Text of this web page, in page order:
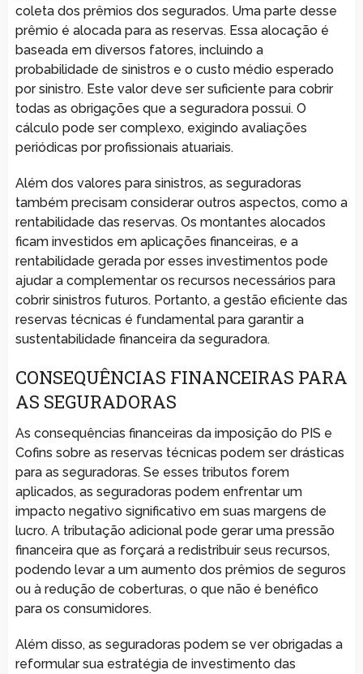
coleta dos prêmios dos segurados. Uma parte desse
prêmio é alocada para as reservas. Essa alocação é
baseada em diversos fatores, incluindo a
probabilidade de sinistros e o custo médio esperado
por sinistro. Este valor deve ser suficiente para cobrir
todas as obrigações que a seguradora possui. O
cálculo pode ser complexo, exigindo avaliações
periódicas por profissionais atuariais.
Além dos valores para sinistros, as seguradoras
também precisam considerar outros aspectos, como a
rentabilidade das reservas. Os montantes alocados
ficam investidos em aplicações financeiras, e a
rentabilidade gerada por esses investimentos pode
ajudar a complementar os recursos necessários para
cobrir sinistros futuros. Portanto, a gestão eficiente das
reservas técnicas é fundamental para garantir a
sustentabilidade financeira da seguradora.
CONSEQUÊNCIAS FINANCEIRAS PARA
AS SEGURADORAS
As consequências financeiras da imposição do PIS e
Cofins sobre as reservas técnicas podem ser drásticas
para as seguradoras. Se esses tributos forem
aplicados, as seguradoras podem enfrentar um
impacto negativo significativo em suas margens de
lucro. A tributação adicional pode gerar uma pressão
financeira que as forçará a redistribuir seus recursos,
podendo levar a um aumento dos prêmios de seguros
ou à redução de coberturas, o que não é benéfico
para os consumidores.
Além disso, as seguradoras podem se ver obrigadas a
reformular sua estratégia de investimento das